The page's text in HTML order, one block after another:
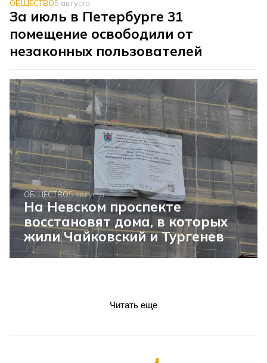
ОБЩЕСТВО5 августа
За июль в Петербурге 31
помещение освободили от
незаконных пользователей
ОБЩЕСТВО5 августа
На Невском проспекте
восстановят дома, в которых
жили Чайковский и Тургенев
Читать еще